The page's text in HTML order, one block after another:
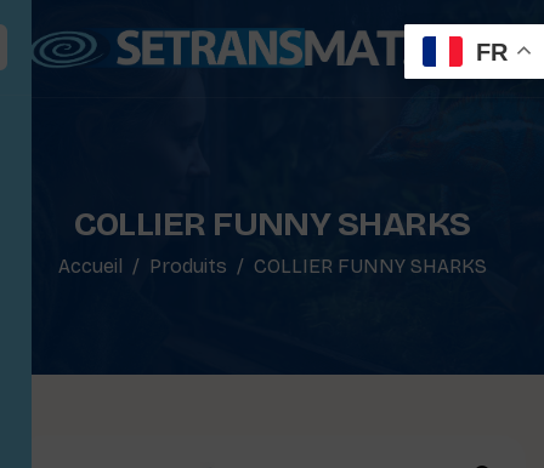
COLLIER FUNNY SHARKS
Accueil Produits COLLIER FUNNY SHARKS
FR